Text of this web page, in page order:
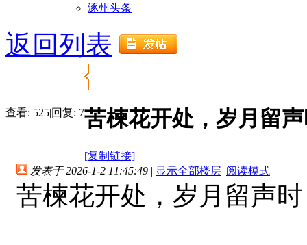
涿州头条
返回列表
查看: 525|回复: 7苦楝花开处，岁月留
[复制链接]
发表于 2026-1-2 11:45:49 | 显示全部楼层 |阅读模式
苦楝花开处，岁月留声时